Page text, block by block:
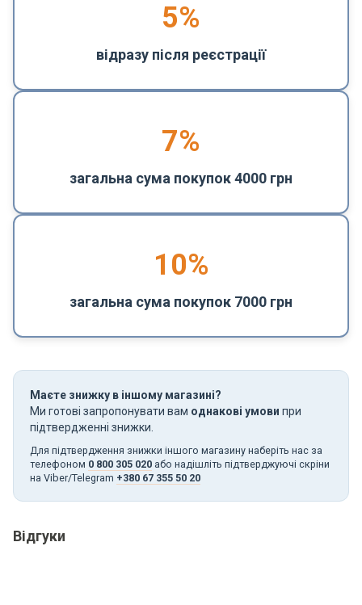
5%
відразу після реєстрації
7%
загальна сума покупок 4000 грн
10%
загальна сума покупок 7000 грн
Маєте знижку в іншому магазині?
Ми готові запропонувати вам однакові умови при
підтвердженні знижки.
Для підтвердження знижки іншого магазину наберіть нас за
телефоном 0 800 305 020 або надішліть підтверджуючі скріни
на Viber/Telegram +380 67 355 50 20
Відгуки